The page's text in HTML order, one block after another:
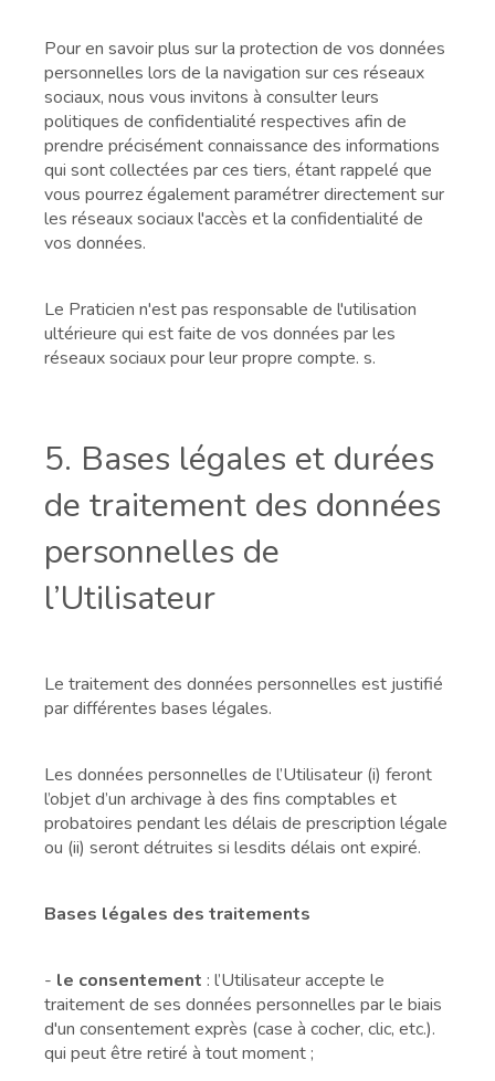
Pour en savoir plus sur la protection de vos données
personnelles lors de la navigation sur ces réseaux
sociaux, nous vous invitons à consulter leurs
politiques de confidentialité respectives afin de
prendre précisément connaissance des informations
qui sont collectées par ces tiers, étant rappelé que
vous pourrez également paramétrer directement sur
les réseaux sociaux l'accès et la confidentialité de
vos données.
Le Praticien n'est pas responsable de l'utilisation
ultérieure qui est faite de vos données par les
réseaux sociaux pour leur propre compte. s.
5. Bases légales et durées
de traitement des données
personnelles de
l’Utilisateur
Le traitement des données personnelles est justifié
par différentes bases légales.
Les données personnelles de l’Utilisateur (i) feront
l’objet d’un archivage à des fins comptables et
probatoires pendant les délais de prescription légale
ou (ii) seront détruites si lesdits délais ont expiré.
Bases légales des traitements
- le consentement : l’Utilisateur accepte le
traitement de ses données personnelles par le biais
d'un consentement exprès (case à cocher, clic, etc.).
qui peut être retiré à tout moment ;